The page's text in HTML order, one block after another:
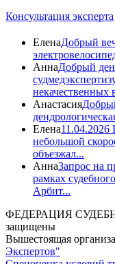
Консультация эксперта
ЕленаДобрый
АннаДобрый
некачественных
Анастасия
Елена11.04.2026
небольшой
объезжал...
АннаЗапрос на
рамках
Арбит...
ФЕДЕРАЦИЯ
защищены
Вышестоящая
Экспертов"